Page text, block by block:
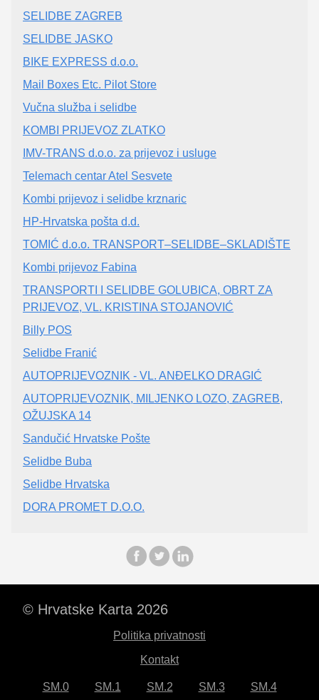
SELIDBE ZAGREB
SELIDBE JASKO
BIKE EXPRESS d.o.o.
Mail Boxes Etc. Pilot Store
Vučna služba i selidbe
KOMBI PRIJEVOZ ZLATKO
IMV-TRANS d.o.o. za prijevoz i usluge
Telemach centar Atel Sesvete
Kombi prijevoz i selidbe krznaric
HP-Hrvatska pošta d.d.
TOMIĆ d.o.o. TRANSPORT–SELIDBE–SKLADIŠTE
Kombi prijevoz Fabina
TRANSPORTI I SELIDBE GOLUBICA, OBRT ZA
PRIJEVOZ, VL. KRISTINA STOJANOVIĆ
Billy POS
Selidbe Franić
AUTOPRIJEVOZNIK - VL. ANĐELKO DRAGIĆ
AUTOPRIJEVOZNIK, MILJENKO LOZO, ZAGREB,
OŽUJSKA 14
Sandučić Hrvatske Pošte
Selidbe Buba
Selidbe Hrvatska
DORA PROMET D.O.O.
© Hrvatske Karta 2026
Politika privatnosti
Kontakt
SM.0 SM.1 SM.2 SM.3 SM.4